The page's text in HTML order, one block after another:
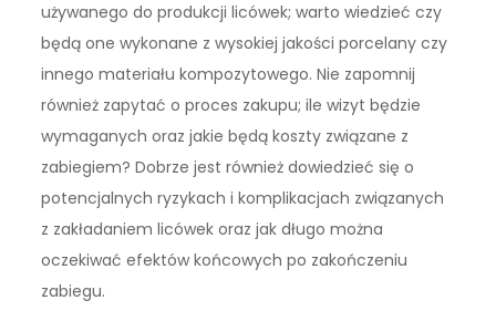
używanego do produkcji licówek; warto wiedzieć czy
będą one wykonane z wysokiej jakości porcelany czy
innego materiału kompozytowego. Nie zapomnij
również zapytać o proces zakupu; ile wizyt będzie
wymaganych oraz jakie będą koszty związane z
zabiegiem? Dobrze jest również dowiedzieć się o
potencjalnych ryzykach i komplikacjach związanych
z zakładaniem licówek oraz jak długo można
oczekiwać efektów końcowych po zakończeniu
zabiegu.